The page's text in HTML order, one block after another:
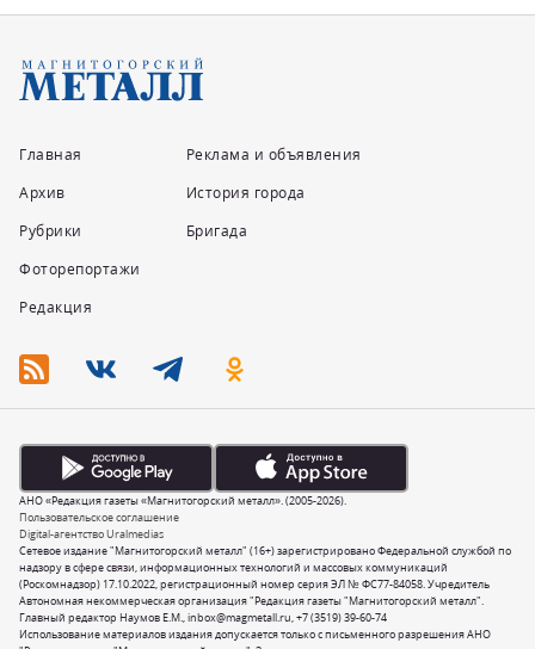
Главная
Архив
Рубрики
Фоторепортажи
Редакция
Реклама и объявления
История города
Бригада
Сетевое издание "Магнитогорский металл" (16+) зарегистрировано Федеральной службой по
надзору в сфере связи, информационных технологий и массовых коммуникаций
(Роскомнадзор) 17.10.2022, регистрационный номер серия ЭЛ № ФС77-84058. Учредитель
Автономная некоммерческая организация "Редакция газеты "Магнитогорский металл".
Главный редактор Наумов Е.М.,inbox@magmetall.ru,+7 (3519) 39-60-74
Использование материалов издания допускается только с письменного разрешения АНО
Пользовательское соглашение
Digital-агентство Uralmedias
АНО «Редакция газеты «Магнитогорский металл». (2005-2026).